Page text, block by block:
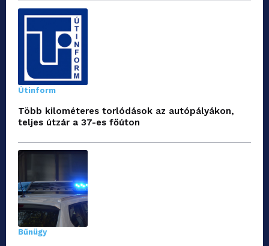
Útinform
Több kilométeres torlódások az autópályákon,
teljes útzár a 37-es főúton
Bűnügy